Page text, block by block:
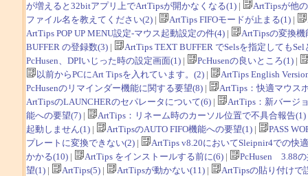
が増えると32bitアプリ上でArtTipsが開かなくなる(1)|
ArtTipsが他
ファイル名を教えてください(2)| ArtTips FIFOモードが止まる(1)|
ArtTips POP UP MENU設定-マウス起動設定の件(4)|
ArtTipsの変換機
BUFFER の登録数(3)|
ArtTips TEXT BUFFER でSelsを指定しても
PcHusen、DPIいじった時の設定画面(1)| PcHusenの良いところ(1)|
以前からPCにArt Tipsを入れています。(2)|
ArtTips English
PcHusenのリマインダー機能に関する要望(8)|
ArtTips：快適マウス
ArtTipsのLAUNCHERのセパレータについて(6)|
ArtTips：新バージ
能への要望(7)| ArtTips：リネーム時のカーソル位置で不具合報告(1)
起動しません(1)| ArtTipsのAUTO FIFO機能への要望(1)|
PASS
プレートに変換できない(2)|
ArtTips v8.20においてSleipnir4での快
かかる(10)| ArtTips をインストールする前に(6)|
PcHusen 3.88の
望(1)| ArtTips(5)| ArtTipsが動かない(11)|
ArtTipsの貼り付けで